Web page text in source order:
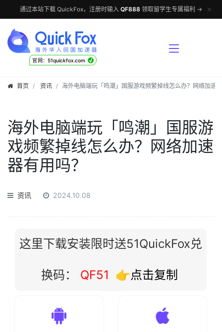
通过本站下载 QuickFox，注册时输入 QF888 领取留学生专属福利 → ✕
官网：51quickfox.com √
首页 资讯 海外电脑端玩「鸣潮」国服游戏频繁掉线怎么办？网络加速
海外电脑端玩「鸣潮」国服游
戏频繁掉线怎么办？网络加速
器有用吗？
资讯 2024.10.08
这里下载安装限时送51QuickFox兑
换码： QF51 👉点击复制